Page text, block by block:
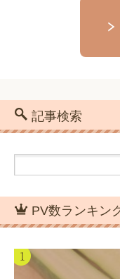
記事検索
PV数ランキン